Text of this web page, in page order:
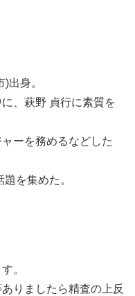
出身。
、萩野 貞行に素質を
ーを務めるなどした
を集めた。
。
りましたら精査の上反